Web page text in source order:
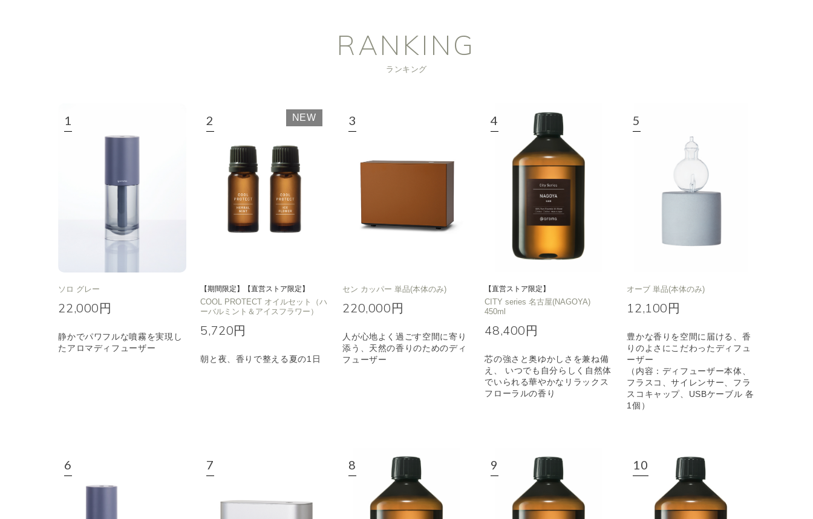
RANKING
ランキング
ソロ グレー
22,000円
静かでパワフルな噴霧を実現し
たアロマディフューザー
NEW
【期間限定】【直営ストア限定】
COOL PROTECT オイルセット（ハ
ーバルミント＆アイスフラワー）
5,720円
朝と夜、香りで整える夏の1日
セン カッパー 単品(本体のみ)
220,000円
人が心地よく過ごす空間に寄り
添う、天然の香りのためのディ
フューザー
【直営ストア限定】
CITY series 名古屋(NAGOYA)
450ml
48,400円
芯の強さと奥ゆかしさを兼ね備
え、 いつでも自分らしく自然体
でいられる華やかなリラックス
フローラルの香り
オーブ 単品(本体のみ)
12,100円
豊かな香りを空間に届ける、香
りのよさにこだわったディフュ
ーザー
（内容：ディフューザー本体、
フラスコ、サイレンサー、フラ
スコキャップ、USBケーブル 各
1個）